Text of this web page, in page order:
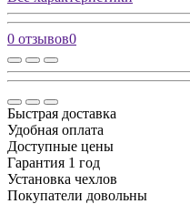
0 отзывов0
Быстрая доставка
Удобная оплата
Доступные цены
Гарантия 1 год
Установка чехлов
Покупатели довольны